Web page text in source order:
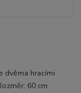
dvěma hracími
60 cm